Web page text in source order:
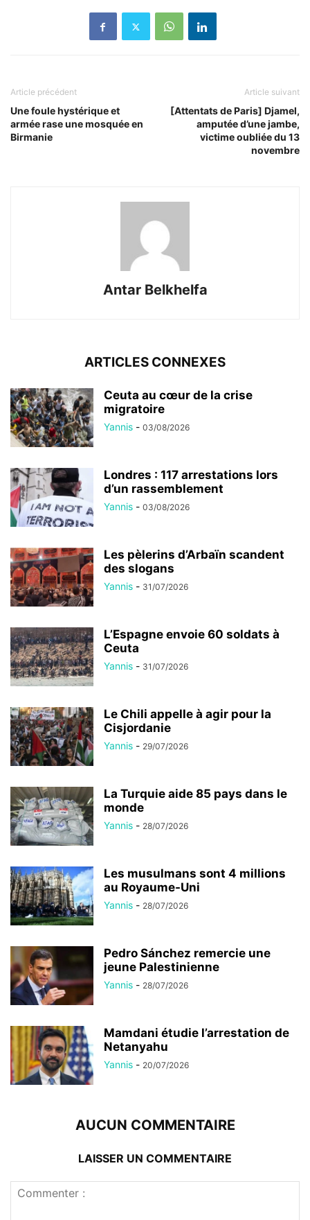
Article précédent
Une foule hystérique et
armée rase une mosquée en
Birmanie
Article suivant
[Attentats de Paris] Djamel,
amputée d’une jambe,
victime oubliée du 13
novembre
Antar Belkhelfa
ARTICLES CONNEXES
Ceuta au cœur de la crise
migratoire
Yannis - 03/08/2026
Londres : 117 arrestations lors
d’un rassemblement
Yannis - 03/08/2026
Les pèlerins d’Arbaïn scandent
des slogans
Yannis - 31/07/2026
L’Espagne envoie 60 soldats à
Ceuta
Yannis - 31/07/2026
Le Chili appelle à agir pour la
Cisjordanie
Yannis - 29/07/2026
La Turquie aide 85 pays dans le
monde
Yannis - 28/07/2026
Les musulmans sont 4 millions
au Royaume-Uni
Yannis - 28/07/2026
Pedro Sánchez remercie une
jeune Palestinienne
Yannis - 28/07/2026
Mamdani étudie l’arrestation de
Netanyahu
Yannis - 20/07/2026
AUCUN COMMENTAIRE
LAISSER UN COMMENTAIRE